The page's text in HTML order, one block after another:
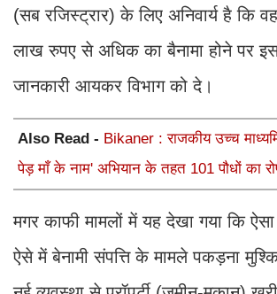
(सब रजिस्ट्रार) के लिए अनिवार्य है कि
लाख रुपए से अधिक का बैनामा होने पर
जानकारी आयकर विभाग को दे।
Also Read - Bikaner : राजकीय उच्च
पेड़ माँ के नाम' अभियान के तहत 101 पौधों का
मगर काफी मामलों में यह देखा गया कि ऐसा
ऐसे में बेनामी संपत्ति के मामले पकड़ना